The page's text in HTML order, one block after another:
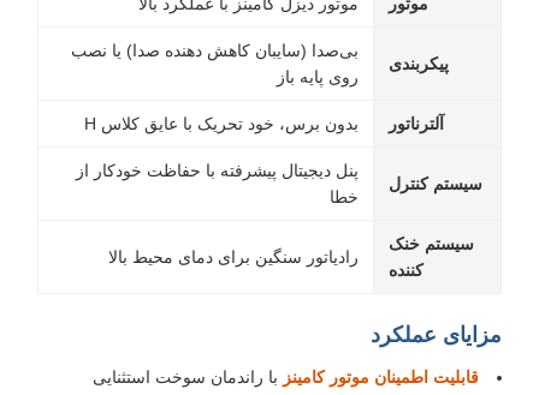
پیکربندی
بی‌صدا (سایبان کاهش دهنده صدا) یا نصب
روی پایه باز
آلترناتور بدون برس، خود تحریک با عایق کلاس H
سیستم کنترل
پنل دیجیتال پیشرفته با حفاظت خودکار از
خطا
سیستم خنک
کننده
رادیاتور سنگین برای دمای محیط بالا
مزایای عملکرد
قابلیت اطمینان موتور کامینز با راندمان سوخت استثنایی